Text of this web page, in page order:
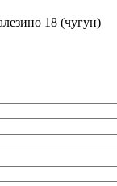
18 (чугун)